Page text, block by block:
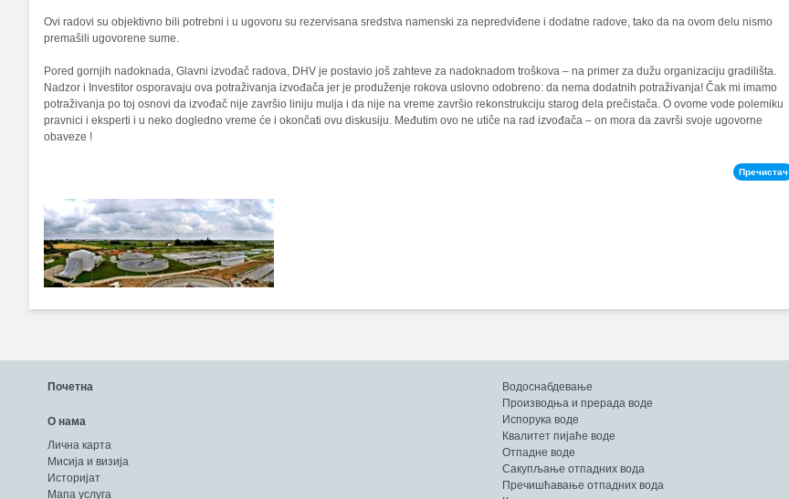
Ovi radovi su objektivno bili potrebni i u ugovoru su rezervisana sredstva namenski za nepredviđene i dodatne radove, tako da na ovom delu nismo
premašili ugovorene sume.
Pored gornjih nadoknada, Glavni izvođač radova, DHV je postavio još zahteve za nadoknadom troškova – na primer za dužu organizaciju gradilišta.
Nadzor i Investitor osporavaju ova potraživanja izvođača jer je produženje rokova uslovno odobreno: da nema dodatnih potraživanja! Čak mi imamo
potraživanja po toj osnovi da izvođač nije završio liniju mulja i da nije na vreme završio rekonstrukciju starog dela prečistača. O ovome vode polemiku
pravnici i eksperti i u neko dogledno vreme će i okončati ovu diskusiju. Međutim ovo ne utiče na rad izvođača – on mora da završi svoje ugovorne
obaveze !
Пречистач
Почетна
О нама
Лична карта
Мисија и визија
Историјат
Мапа услуга
Водоснабдевање
Производња и прерада воде
Испорука воде
Квалитет пијаће воде
Отпадне воде
Сакупљање отпадних вода
Пречишћавање отпадних вода